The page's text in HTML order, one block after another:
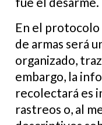
En el protocolo
de armas será
organizado,
embargo, la
recolectará es
rastreos o, al